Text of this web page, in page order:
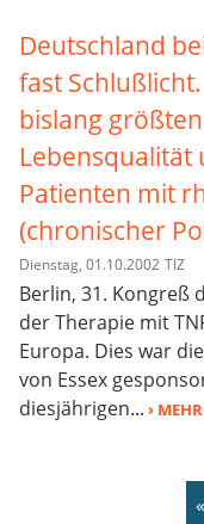
Deutschland
fast
bislang
Lebensqualität
Patienten mit
(chronischer
Dienstag, 01.10.2002 TIZ
Berlin, 31. Kongreß
der Therapie mit
Europa. Dies war
von Essex
diesjährigen... › MEHR
«